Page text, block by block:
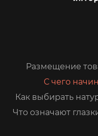
Размещение
С чего
Как выбирать
Что означают